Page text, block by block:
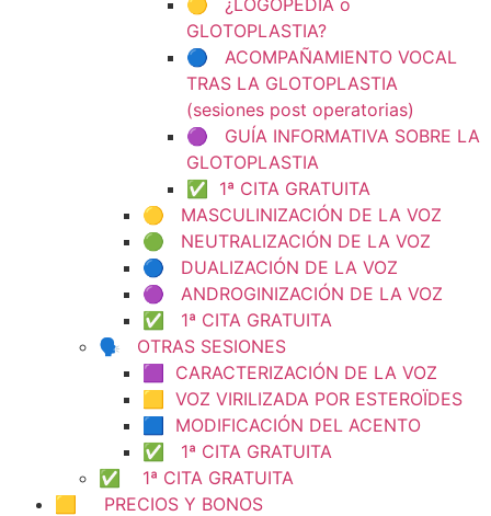
🟡 ¿LOGOPEDIA o
GLOTOPLASTIA?
🔵 ACOMPAÑAMIENTO VOCAL
TRAS LA GLOTOPLASTIA
(sesiones post operatorias)
🟣 GUÍA INFORMATIVA SOBRE LA
GLOTOPLASTIA
✅ 1ª CITA GRATUITA
🟡 MASCULINIZACIÓN DE LA VOZ
🟢 NEUTRALIZACIÓN DE LA VOZ
🔵 DUALIZACIÓN DE LA VOZ
🟣 ANDROGINIZACIÓN DE LA VOZ
✅ 1ª CITA GRATUITA
🗣️ OTRAS SESIONES
🟪 CARACTERIZACIÓN DE LA VOZ
🟨 VOZ VIRILIZADA POR ESTEROÏDES
🟦 MODIFICACIÓN DEL ACENTO
✅ 1ª CITA GRATUITA
✅ 1ª CITA GRATUITA
🟨 PRECIOS Y BONOS